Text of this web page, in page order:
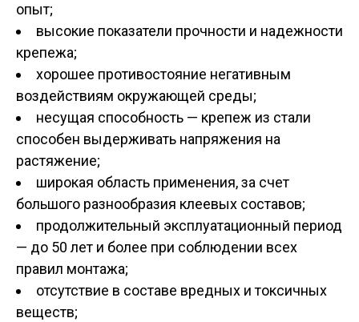
опыт;
высокие показатели прочности и надежности
крепежа;
хорошее противостояние негативным
воздействиям окружающей среды;
несущая способность — крепеж из стали
способен выдерживать напряжения на
растяжение;
широкая область применения, за счет
большого разнообразия клеевых составов;
продолжительный эксплуатационный период
— до 50 лет и более при соблюдении всех
правил монтажа;
отсутствие в составе вредных и токсичных
веществ;